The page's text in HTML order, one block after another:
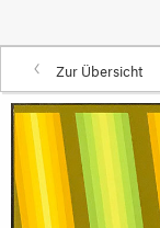
Zur Übersicht